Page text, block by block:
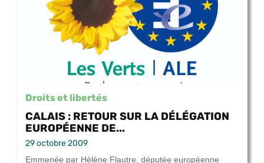
Droits et libertés
CALAIS : RETOUR SUR LA DÉLÉGATION
EUROPÉENNE DE...
29 octobre 2009
Emmenée par Hélène Flautre, députée européenne